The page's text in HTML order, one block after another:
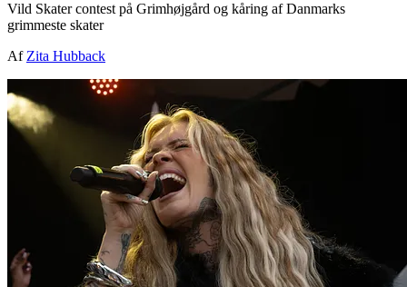
Vild Skater contest på Grimhøjgård og kåring af Danmarks
grimmeste skater
Af Zita Hubback